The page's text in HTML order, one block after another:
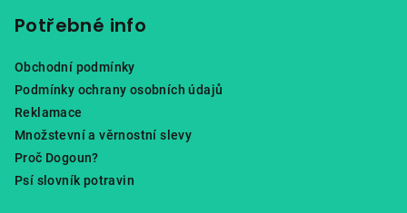
Potřebné info
Obchodní podmínky
Podmínky ochrany osobních údajů
Reklamace
Množstevní a věrnostní slevy
Proč Dogoun?
Psí slovník potravin